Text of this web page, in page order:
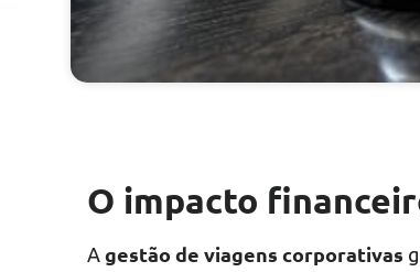
O impacto
A gestão de viagens corporativas